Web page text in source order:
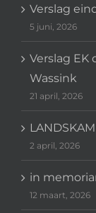
Verslag
5 juni, 2026
Verslag EK
Wassink
21 april, 2026
2 april, 2026
in
12 maart, 2026